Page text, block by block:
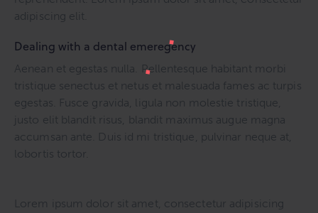
adipiscing elit.
Dealing with a dental emeregency
Aenean et egestas nulla. Pellentesque habitant morbi
tristique senectus et netus et malesuada fames ac turpis
egestas. Fusce gravida, ligula non molestie tristique,
justo elit blandit risus, blandit maximus augue magna
accumsan ante. Duis id mi tristique, pulvinar neque at,
lobortis tortor.
Lorem ipsum dolor sit amet, consectetur adipisicing